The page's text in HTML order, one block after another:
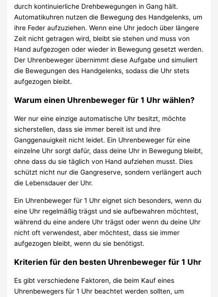
durch kontinuierliche Drehbewegungen in Gang hält.
Automatikuhren nutzen die Bewegung des Handgelenks, um
ihre Feder aufzuziehen. Wenn eine Uhr jedoch über längere
Zeit nicht getragen wird, bleibt sie stehen und muss von
Hand aufgezogen oder wieder in Bewegung gesetzt werden.
Der Uhrenbeweger übernimmt diese Aufgabe und simuliert
die Bewegungen des Handgelenks, sodass die Uhr stets
aufgezogen bleibt.
Warum einen Uhrenbeweger für 1 Uhr wählen?
Wer nur eine einzige automatische Uhr besitzt, möchte
sicherstellen, dass sie immer bereit ist und ihre
Ganggenauigkeit nicht leidet. Ein Uhrenbeweger für eine
einzelne Uhr sorgt dafür, dass deine Uhr in Bewegung bleibt,
ohne dass du sie täglich von Hand aufziehen musst. Dies
schützt nicht nur die Gangreserve, sondern verlängert auch
die Lebensdauer der Uhr.
Ein Uhrenbeweger für 1 Uhr eignet sich besonders, wenn du
eine Uhr regelmäßig trägst und sie aufbewahren möchtest,
während du eine andere Uhr trägst oder wenn du deine Uhr
nicht oft verwendest, aber möchtest, dass sie immer
aufgezogen bleibt, wenn du sie benötigst.
Kriterien für den besten Uhrenbeweger für 1 Uhr
Es gibt verschiedene Faktoren, die beim Kauf eines
Uhrenbewegers für 1 Uhr beachtet werden sollten, um